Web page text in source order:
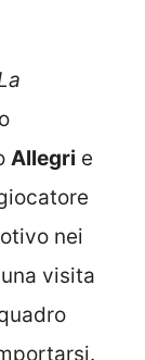
Allegri e
nei
visita